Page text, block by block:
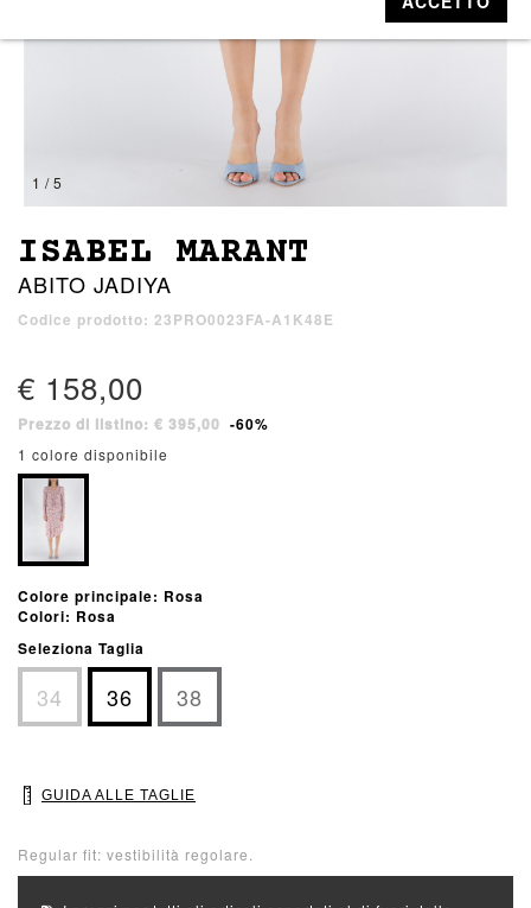
1 / 5
ISABEL MARANT
ABITO JADIYA
Codice prodotto: 23PRO0023FA-A1K48E
€ 158,00
Prezzo di listino: € 395,00 -60%
1 colore disponibile
Colore principale: Rosa
Colori: Rosa
Seleziona Taglia
34 36 38
GUIDA ALLE TAGLIE
Regular fit: vestibilità regolare.